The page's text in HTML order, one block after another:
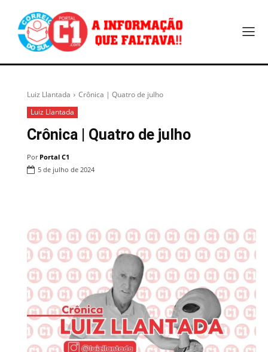
Luiz Llantada
Crônica | Quatro de julho
Luiz Llantada
Crônica | Quatro de julho
Por Portal C1
5 de julho de 2024